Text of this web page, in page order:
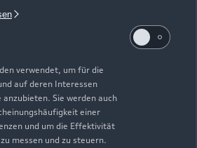
verwendet, um für die
auf deren Interessen
Sie werden auch
einer
und um die Effektivität
messen und zu steuern.
Rechte vorbehalten